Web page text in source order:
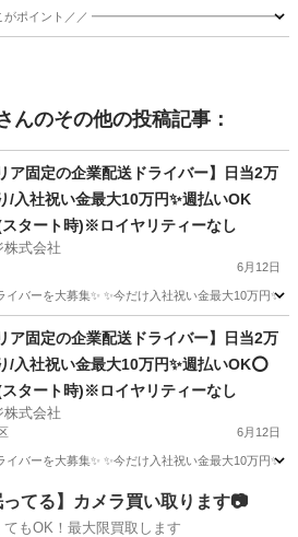
ここがポイント／／ ━━━━━━━━━━━━━━━━━ ◎
んのその他の投稿記事：
ア固定の企業配送ドライバー】日当2万
/入社祝い金最大10万円✨週払いOK
タート時)※ロイヤリティーなし
株式会社
6月12日
バーを大募集✨ ✨今だけ入社祝い金最大10万円✨
貨物
ア固定の企業配送ドライバー】日当2万
/入社祝い金最大10万円✨週払いOK⭕️
タート時)※ロイヤリティーなし
株式会社
6月12日
バーを大募集✨ ✨今だけ入社祝い金最大10万円✨
貨物
ってる】カメラ買い取ります📷
てもOK！最大限買取します